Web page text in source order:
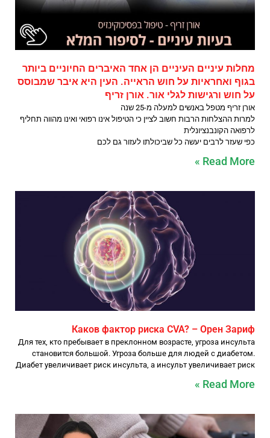
מחלות עיניים העיניים הן אחד האיברים החיוניים ביותר
בגוף ואחראיות על חוש הראייה. העין היא איבר שמבוסס
על חוש ורגישות לגלי אור. אורן זריף
אורן זריף מטפל באנשים למעלה מ-25 שנה
למרות ההצלחות הרבות חשוב לציין כי הטיפול אינו רפואי ואינו מהווה תחליף
לרפואה הקונבנציונלית
כפי שעזר לרבים יעשה כל שביכולתו לעזור גם לכם
Read More »
Каков фактор риска CVA? – Орен Зариф
Для тех, кто пребывает в преклонном возрасте, угроза инсульта
становится большой. Угроза больше для людей с диабетом.
Диабет увеличивает риск инсульта, а инсульт увеличивает риск
Read More »